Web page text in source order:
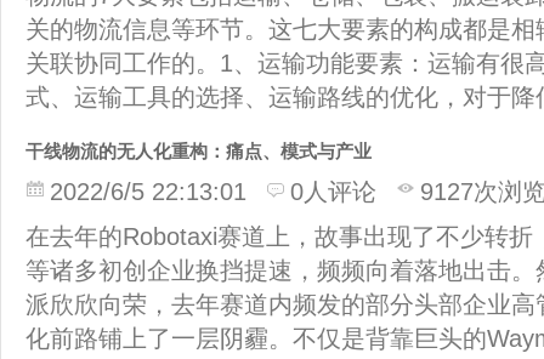
关的物流信息等环节。这七大要素的构成都是
关联协同工作的。1、运输功能要素：运输有很
式、运输工具的选择、运输路线的优化，对于
干线物流的无人化重构：痛点、模式与产业
2022/6/5 22:13:01 0人评论
9127次浏
在去年的Robotaxi赛道上，故事出现了不少转
等诸多初创企业换挡提速，频频向着落地出击
派欣欣向荣，去年赛道内频发的部分头部企业
化前路铺上了一层阴霾。不仅是背靠巨头的